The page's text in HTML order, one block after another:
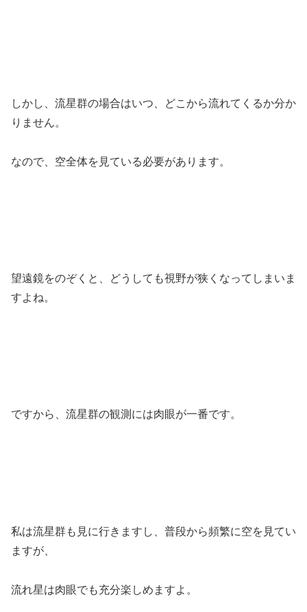
しかし、流星群の場合はいつ、どこから流れてくるか分か
りません。
なので、空全体を見ている必要があります。
望遠鏡をのぞくと、どうしても視野が狭くなってしまいま
すよね。
ですから、流星群の観測には肉眼が一番です。
私は流星群も見に行きますし、普段から頻繁に空を見てい
ますが、
流れ星は肉眼でも充分楽しめますよ。